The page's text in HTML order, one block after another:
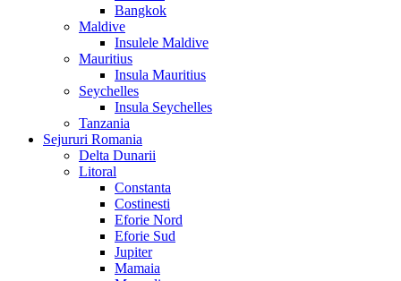
Bangkok
Maldive
Insulele Maldive
Mauritius
Insula Mauritius
Seychelles
Insula Seychelles
Tanzania
Sejururi Romania
Delta Dunarii
Litoral
Constanta
Costinesti
Eforie Nord
Eforie Sud
Jupiter
Mamaia